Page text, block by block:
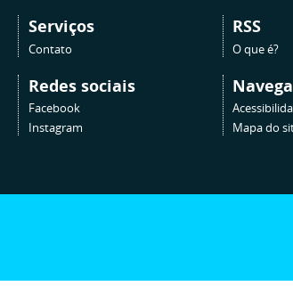
Serviços
Contato
Redes sociais
Facebook
Instagram
RSS
O que é?
Mapa do